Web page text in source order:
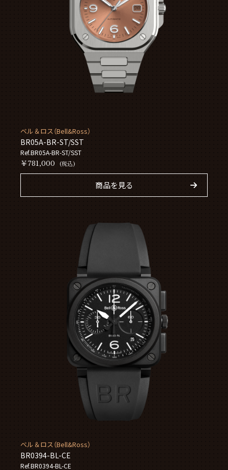
ベル＆ロス（Bell&Ross）
BR05A-BR-ST/SST
Ref.BR05A-BR-ST/SST
￥781,000 (税込)
商品を見る
ベル＆ロス（Bell&Ross）
BR0394-BL-CE
Ref.BR0394-BL-CE